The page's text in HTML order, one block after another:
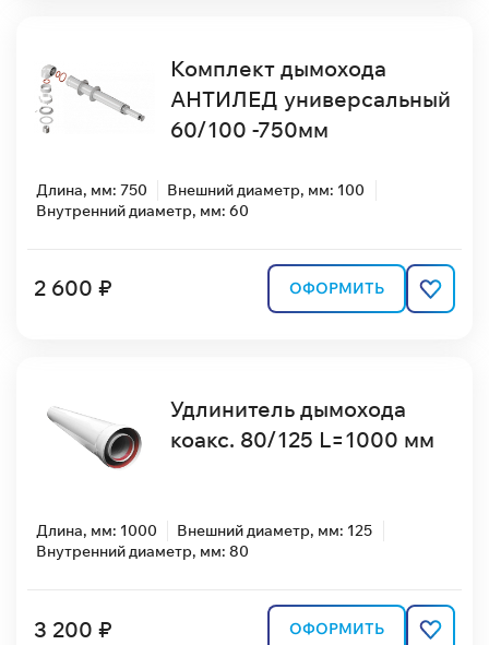
Комплект дымохода
АНТИЛЕД универсальный
60/100 -750мм
Длина, мм: 750
Внешний диаметр, мм: 100
Внутренний диаметр, мм: 60
2 600 ₽ ОФОРМИТЬ
Удлинитель дымохода
коакс. 80/125 L=1000 мм
Длина, мм: 1000
Внешний диаметр, мм: 125
Внутренний диаметр, мм: 80
3 200 ₽ ОФОРМИТЬ